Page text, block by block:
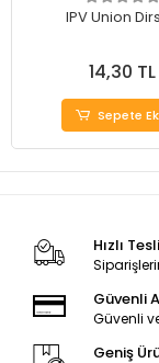
IPV Union
14,30 TL
Sepete
Hızlı
Güvenli
Güvenli
Geniş